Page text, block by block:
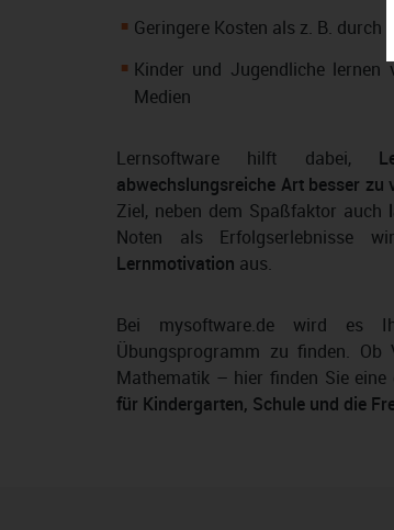
Geringere Kosten als z. B. durch
Kinder und Jugendliche
Medien
Lernsoftware hilft dabei,
abwechslungsreiche Art besser zu
Ziel, neben dem Spaßfaktor auch
Noten als Erfolgserlebnisse
Lernmotivation aus.
Bei mysoftware.de wird es
Übungsprogramm zu finden. Ob
Mathematik – hier finden Sie eine
für Kindergarten, Schule und die